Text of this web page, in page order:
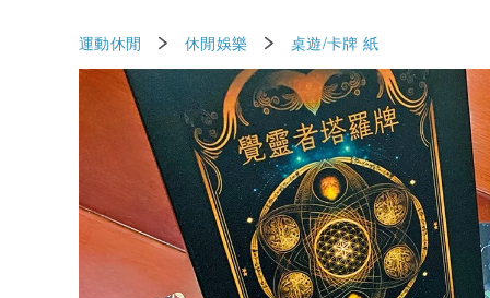
運動休閒 休閒娛樂 桌遊/卡牌 紙